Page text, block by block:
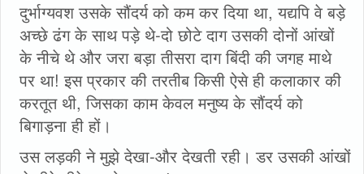
दुर्भाग्यवश उसके सौंदर्य को कम कर दिया था, यद्यपि वे बड़े
अच्छे ढंग के साथ पड़े थे-दो छोटे दाग उसकी दोनों आंखों
के नीचे थे और जरा बड़ा तीसरा दाग बिंदी की जगह माथे
पर था! इस प्रकार की तरतीब किसी ऐसे ही कलाकार की
करतूत थी, जिसका काम केवल मनुष्य के सौंदर्य को
बिगाड़ना ही हों।
उस लड़की ने मुझे देखा-और देखती रही। डर उसकी आंखों